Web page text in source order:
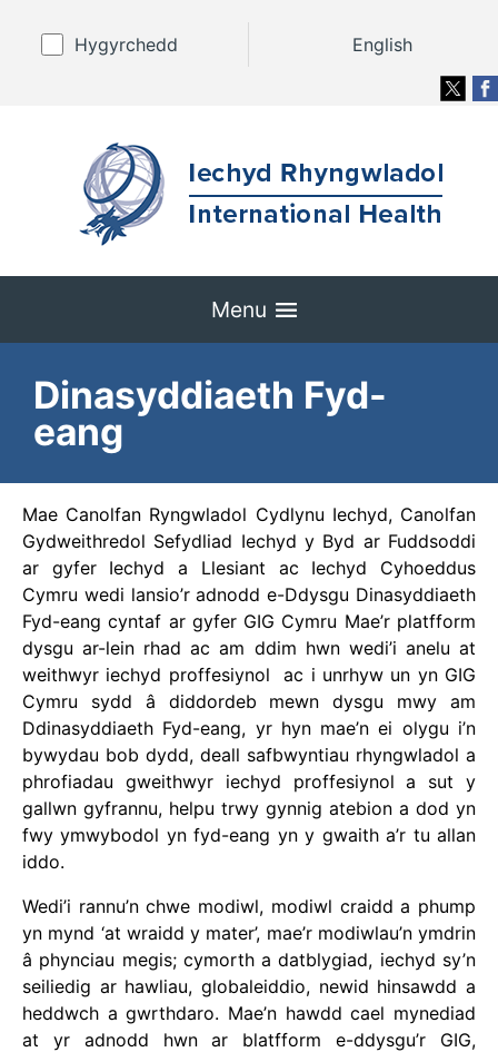
Hygyrchedd English
Menu
Dinasyddiaeth Fyd-
eang
Mae Canolfan Ryngwladol Cydlynu Iechyd, Canolfan
Gydweithredol Sefydliad Iechyd y Byd ar Fuddsoddi
ar gyfer Iechyd a Llesiant ac Iechyd Cyhoeddus
Cymru wedi lansio’r adnodd e-Ddysgu Dinasyddiaeth
Fyd-eang cyntaf ar gyfer GIG Cymru Mae’r platfform
dysgu ar-lein rhad ac am ddim hwn wedi’i anelu at
weithwyr iechyd proffesiynol ac i unrhyw un yn GIG
Cymru sydd â diddordeb mewn dysgu mwy am
Ddinasyddiaeth Fyd-eang, yr hyn mae’n ei olygu i’n
bywydau bob dydd, deall safbwyntiau rhyngwladol a
phrofiadau gweithwyr iechyd proffesiynol a sut y
gallwn gyfrannu, helpu trwy gynnig atebion a dod yn
fwy ymwybodol yn fyd-eang yn y gwaith a’r tu allan
iddo.
Wedi’i rannu’n chwe modiwl, modiwl craidd a phump
yn mynd ‘at wraidd y mater’, mae’r modiwlau’n ymdrin
â phynciau megis; cymorth a datblygiad, iechyd sy’n
seiliedig ar hawliau, globaleiddio, newid hinsawdd a
heddwch a gwrthdaro. Mae’n hawdd cael mynediad
at yr adnodd hwn ar blatfform e-ddysgu’r GIG,